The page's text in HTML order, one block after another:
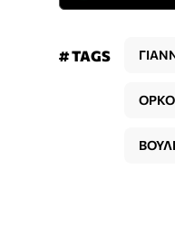
# TAGS